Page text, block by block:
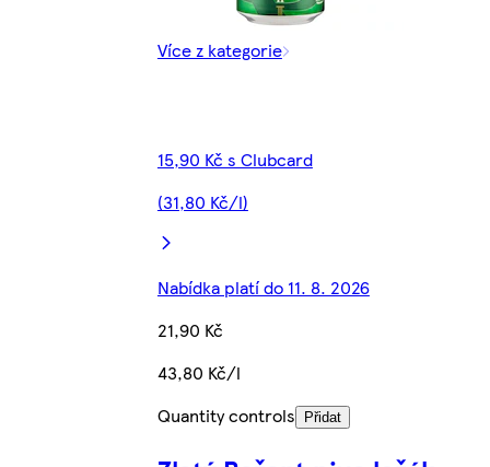
Více z kategorie
15,90 Kč s Clubcard
(31,80 Kč/l)
Nabídka platí do 11. 8. 2026
21,90 Kč
43,80 Kč/l
Quantity controls
Přidat